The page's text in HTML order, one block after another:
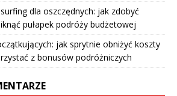
dla oszczędnych: jak zdobyć
pułapek podróży budżetowej
jak sprytnie obniżyć koszty
z bonusów podróżniczych